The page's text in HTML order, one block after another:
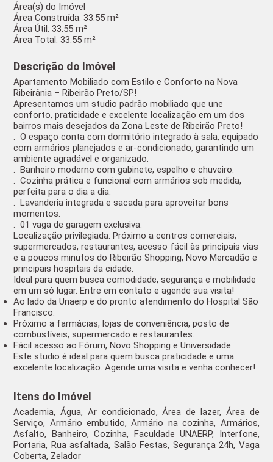
Área(s) do Imóvel
Área Construída:33.55 m²
Área Útil:33.55 m²
Área Total:33.55 m²
Descrição do Imóvel
Apartamento Mobiliado com Estilo e Conforto na Nova
Ribeirânia – Ribeirão Preto/SP!
Apresentamos umstudio padrão mobiliado que une
conforto, praticidade e excelente localização em um dos
bairros mais desejados da Zona Leste de Ribeirão Preto!
. O espaço conta com dormitório integrado à sala, equipado
comarmários planejados ear-condicionado, garantindo um
ambiente agradável e organizado.
. Banheiro moderno comgabinete, espelho e chuveiro.
. Cozinha prática e funcional com armários sob medida,
perfeita para o dia a dia.
. Lavanderia integrada esacada para aproveitar bons
momentos.
. 01 vaga de garagem exclusiva.
Localização privilegiada: Próximo a centros comerciais,
supermercados, restaurantes, acesso fácil às principais vias
e a poucos minutos do Ribeirão Shopping, Novo Mercadão e
principais hospitais da cidade.
Ideal para quem buscacomodidade, segurança e mobilidade
em um só lugar. Entre em contato e agende sua visita!
Ao lado da Unaerp e do pronto atendimento do Hospital São
Francisco.
Próximo a farmácias, lojas de conveniência, posto de
combustíveis, supermercado e restaurantes.
Fácil acesso ao Fórum, Novo Shopping e Universidade.
Este studio é ideal para quem busca praticidade e uma
excelente localização. Agende uma visita e venha conhecer!
Itens do Imóvel
Academia, Água, Ar condicionado, Área de lazer, Área de
Serviço, Armário embutido, Armário na cozinha, Armários,
Asfalto, Banheiro, Cozinha, Faculdade UNAERP, Interfone,
Portaria, Rua asfaltada, Salão Festas, Segurança 24h, Vaga
Coberta, Zelador